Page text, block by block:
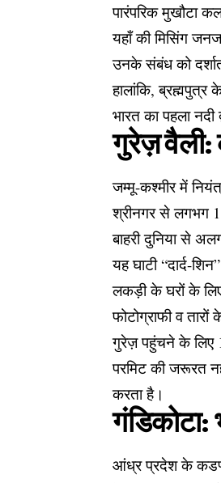
पारंपरिक मुखौटा
यहाँ की मिसिंग
उनके संबंध को
हालांकि,
भारत का पहला नदी
गुरेज़ वैली:
जम्मू-कश्मीर में
श्रीनगर से लगभग
बाहरी दुनिया से
यह घाटी “दार्द-
लकड़ी के घरों के
फोटोग्राफी व
गुरेज़ पहुंचने के लिए
परमिट की जरूरत
करता है।
आंध्र प्रदेश के